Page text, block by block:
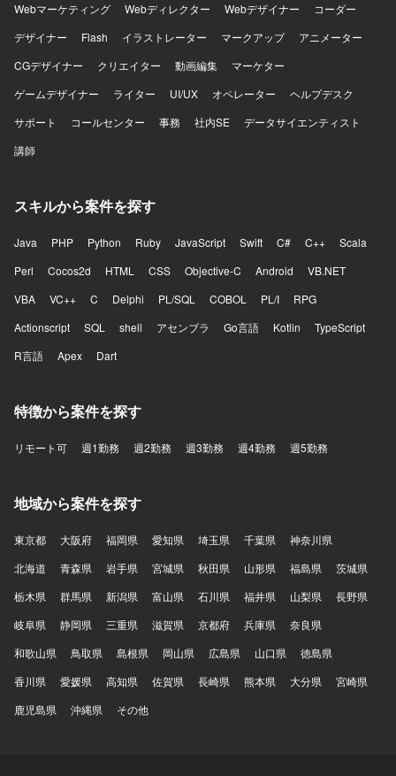
Webマーケティング
Webディレクター Webデザイナー
コーダー
デザイナー
Flash イラストレーター マークアップ
アニメーター
CGデザイナー
クリエイター 動画編集
マーケター
ゲームデザイナー
ライター UI/UX オペレーター
ヘルプデスク
サポート
コールセンター 事務 社内SE
データサイエンティスト
講師
スキルから案件を探す
Java PHP Python Ruby JavaScript Swift C# C++
Scala
Perl
Cocos2d HTML CSS Objective-C Android
VB.NET
VBA
VC++ C Delphi PL/SQL COBOL PL/I
RPG
Actionscript
SQL shell アセンブラ Go言語 Kotlin
TypeScript
R言語
Apex Dart
特徴から案件を探す
リモート可 週1勤務 週2勤務 週3勤務 週4勤務 週5勤務
地域から案件を探す
東京都 大阪府 福岡県 愛知県 埼玉県 千葉県
神奈川県
北海道
青森県 岩手県 宮城県 秋田県 山形県 福島県
茨城県
栃木県
群馬県 新潟県 富山県 石川県 福井県 山梨県
長野県
岐阜県
静岡県 三重県 滋賀県 京都府 兵庫県
奈良県
和歌山県
鳥取県 島根県 岡山県 広島県 山口県
徳島県
香川県
愛媛県 高知県 佐賀県 長崎県 熊本県 大分県
宮崎県
鹿児島県
沖縄県 その他